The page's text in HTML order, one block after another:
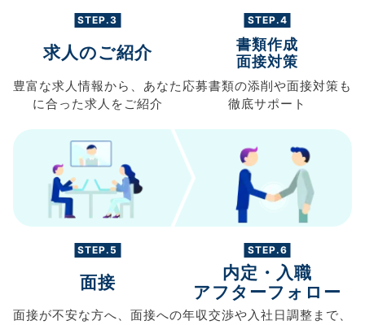
STEP.3
求人のご紹介
豊富な求人情報から、 あなた
に合った求人を ご紹介
STEP.4
書類作成
面接対策
応募書類の添削や面接対策も
徹底サポート
STEP.5
面接
面接が不安な方へ、 面接への
STEP.6
内定・入職
アフターフォロー
年収交渉や入社日調整まで、